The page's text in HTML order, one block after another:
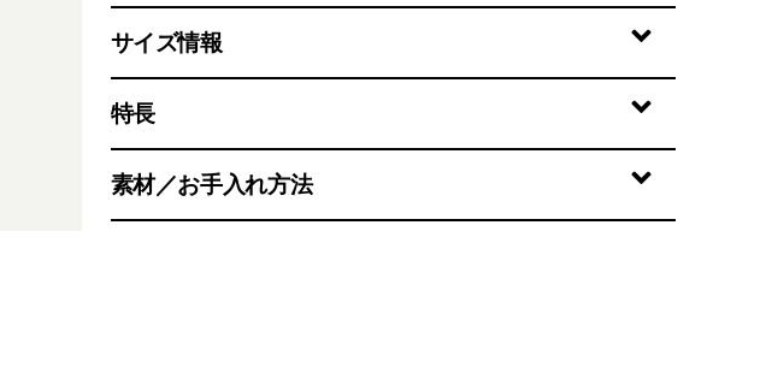
サイズ情報
特長
素材／お手入れ方法